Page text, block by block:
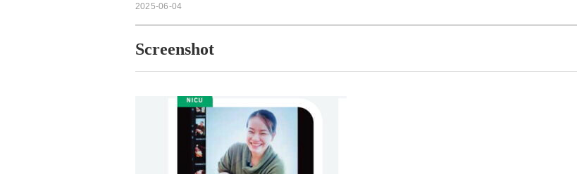
2025-06-04
Screenshot